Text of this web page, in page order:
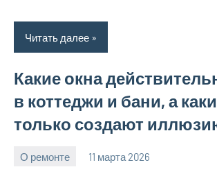
Читать далее
Какие окна
в коттеджи и бани, а
только создают
О ремонте 11 марта 2026
Avtor
Нет